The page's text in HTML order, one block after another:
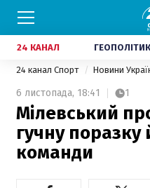
24 КАНАЛ
24 канал Спорт Новини
6 листопада, 18:41 1
Мілевський
гучну поразку
команди